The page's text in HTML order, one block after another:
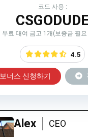
코드 사용 :
무료 대여 금고 1개(보증금 필요
4.5
보너스 신청하기
Alex
CEO